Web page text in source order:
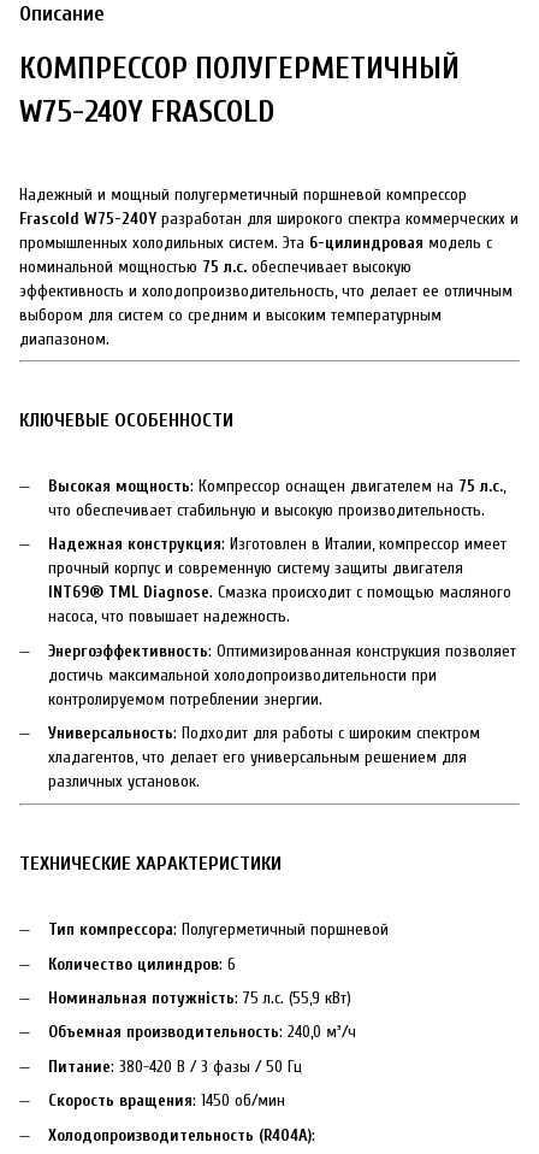
Описание
КОМПРЕССОР ПОЛУГЕРМЕТИЧНЫЙ
W75-240Y FRASCOLD
Надежный и мощный полугерметичный поршневой компрессор
Frascold W75-240Y разработан для широкого спектра коммерческих и
промышленных холодильных систем. Эта 6-цилиндровая модель с
номинальной мощностью 75 л.с. обеспечивает высокую
эффективность и холодопроизводительность, что делает ее отличным
выбором для систем со средним и высоким температурным
диапазоном.
КЛЮЧЕВЫЕ ОСОБЕННОСТИ
Высокая мощность: Компрессор оснащен двигателем на 75 л.с.,
что обеспечивает стабильную и высокую производительность.
Надежная конструкция: Изготовлен в Италии, компрессор имеет
прочный корпус и современную систему защиты двигателя
INT69® TML Diagnose. Смазка происходит с помощью масляного
насоса, что повышает надежность.
Энергоэффективность: Оптимизированная конструкция позволяет
достичь максимальной холодопроизводительности при
контролируемом потреблении энергии.
Универсальность: Подходит для работы с широким спектром
хладагентов, что делает его универсальным решением для
различных установок.
ТЕХНИЧЕСКИЕ ХАРАКТЕРИСТИКИ
Тип компрессора: Полугерметичный поршневой
Количество цилиндров: 6
Номинальная потужність: 75 л.с. (55,9 кВт)
Объемная производительность: 240,0 м³/ч
Питание: 380-420 В / 3 фазы / 50 Гц
Скорость вращения: 1450 об/мин
Холодопроизводительность (R404A):